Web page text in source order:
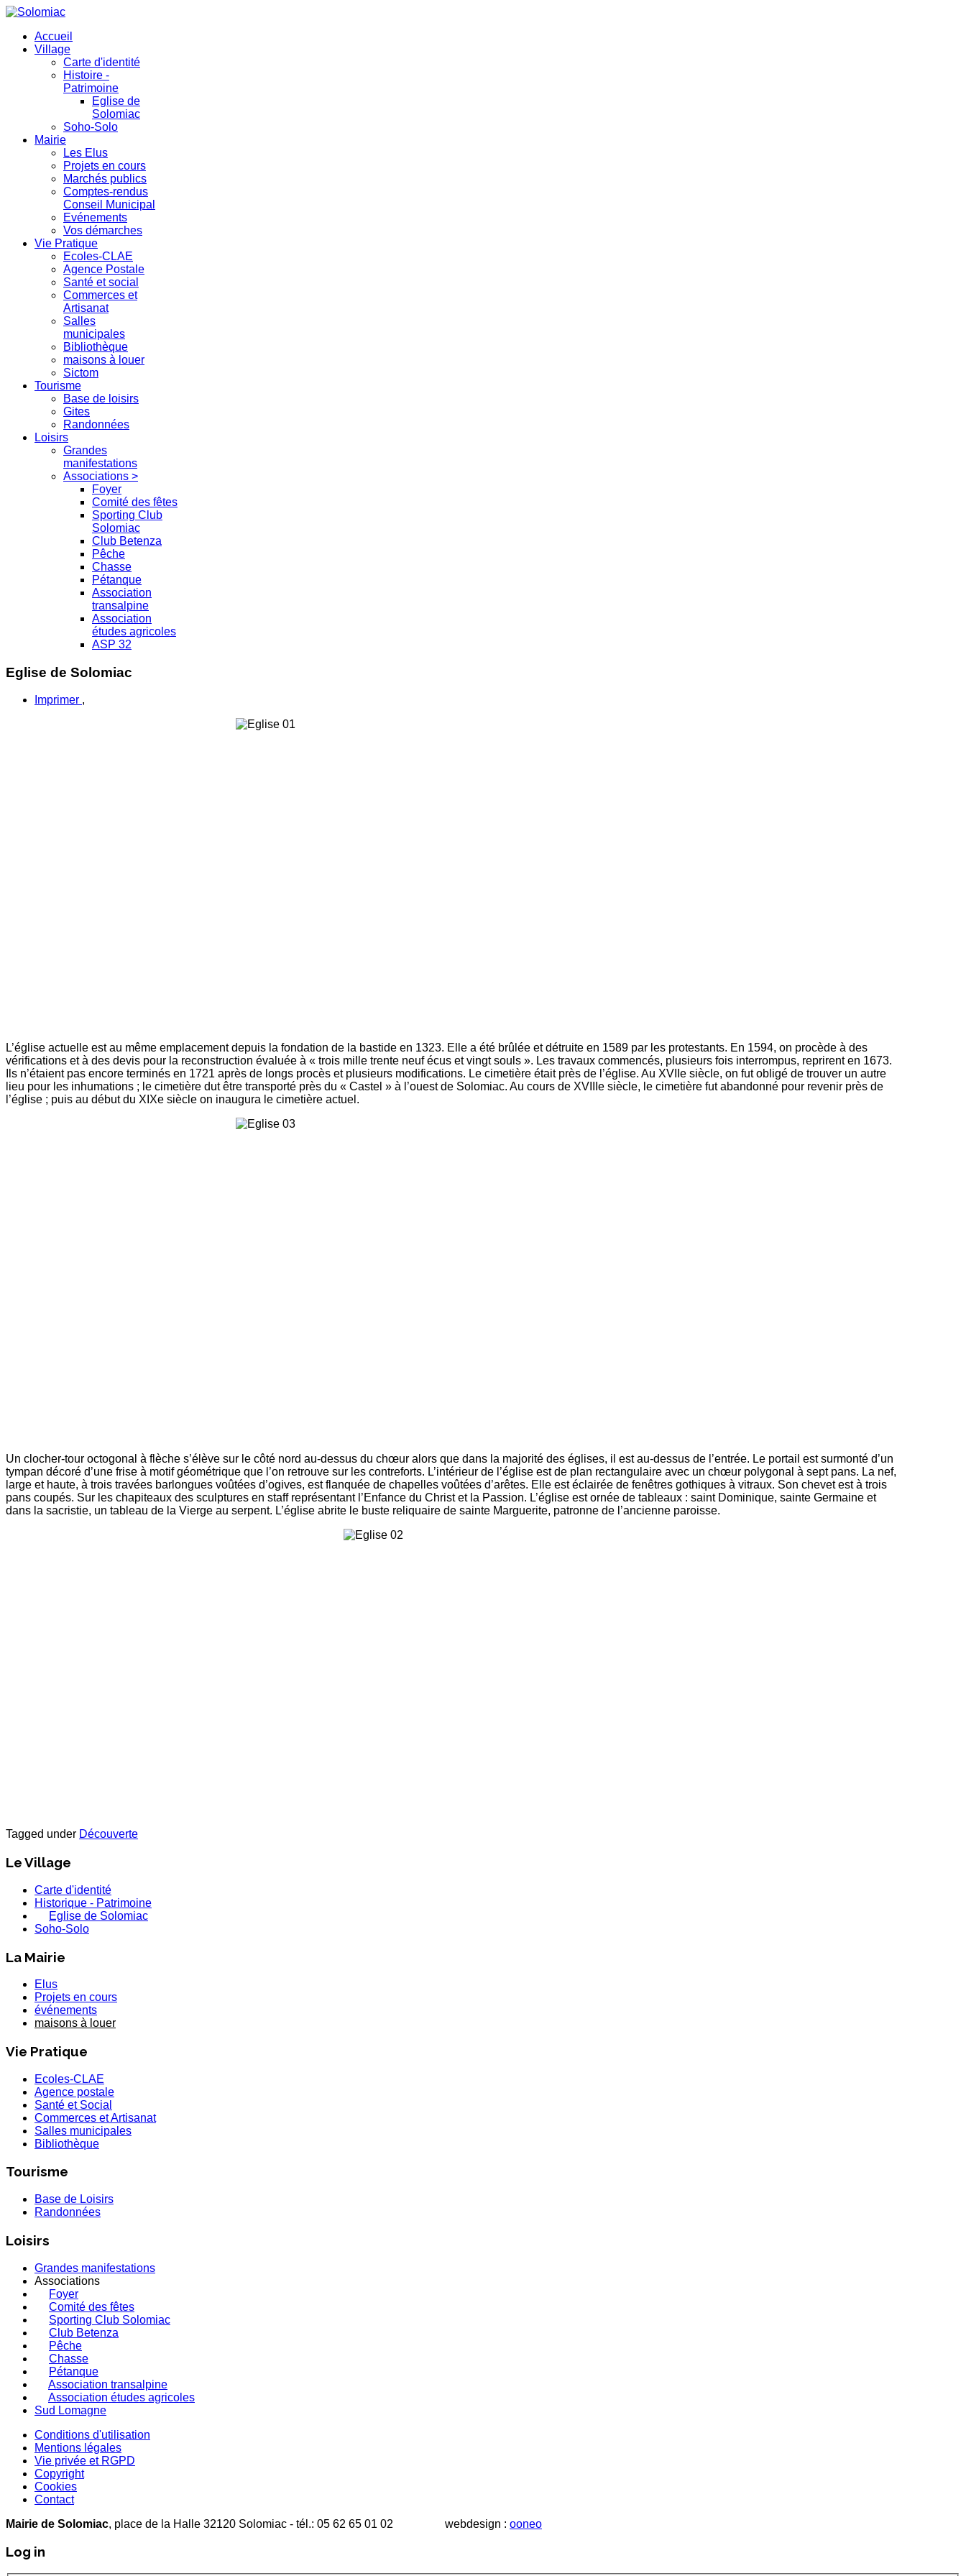
Accueil
Village
Carte d'identité
Histoire -
Patrimoine
Eglise de
Solomiac
Soho-Solo
Mairie
Les Elus
Projets en cours
Marchés publics
Comptes-rendus
Conseil Municipal
Evénements
Vos démarches
Vie Pratique
Ecoles-CLAE
Agence Postale
Santé et social
Commerces et
Artisanat
Salles
municipales
Bibliothèque
maisons à louer
Sictom
Tourisme
Base de loisirs
Gites
Randonnées
Loisirs
Grandes
manifestations
Associations >
Foyer
Comité des fêtes
Sporting Club
Solomiac
Club Betenza
Pêche
Chasse
Pétanque
Association
transalpine
Association
études agricoles
ASP 32
Eglise de Solomiac
Imprimer ,
L’église actuelle est au même emplacement depuis la fondation de la bastide en 1323. Elle a été brûlée et détruite en 1589 par les protestants. En 1594, on procède à des
vérifications et à des devis pour la reconstruction évaluée à « trois mille trente neuf écus et vingt souls ». Les travaux commencés, plusieurs fois interrompus, reprirent en 1673.
Ils n’étaient pas encore terminés en 1721 après de longs procès et plusieurs modifications. Le cimetière était près de l’église. Au XVIIe siècle, on fut obligé de trouver un autre
lieu pour les inhumations ; le cimetière dut être transporté près du « Castel » à l’ouest de Solomiac. Au cours de XVIIIe siècle, le cimetière fut abandonné pour revenir près de
l’église ; puis au début du XIXe siècle on inaugura le cimetière actuel.
Un clocher-tour octogonal à flèche s’élève sur le côté nord au-dessus du chœur alors que dans la majorité des églises, il est au-dessus de l’entrée. Le portail est surmonté d’un
tympan décoré d’une frise à motif géométrique que l’on retrouve sur les contreforts. L’intérieur de l’église est de plan rectangulaire avec un chœur polygonal à sept pans. La nef,
large et haute, à trois travées barlongues voûtées d’ogives, est flanquée de chapelles voûtées d’arêtes. Elle est éclairée de fenêtres gothiques à vitraux. Son chevet est à trois
pans coupés. Sur les chapiteaux des sculptures en staff représentant l’Enfance du Christ et la Passion. L’église est ornée de tableaux : saint Dominique, sainte Germaine et
dans la sacristie, un tableau de la Vierge au serpent. L’église abrite le buste reliquaire de sainte Marguerite, patronne de l’ancienne paroisse.
Tagged under Découverte
Le Village
Carte d'identité
Historique - Patrimoine
Eglise de Solomiac
Soho-Solo
La Mairie
Elus
Projets en cours
événements
maisons à louer
Vie Pratique
Ecoles-CLAE
Agence postale
Santé et Social
Commerces et Artisanat
Salles municipales
Bibliothèque
Tourisme
Base de Loisirs
Randonnées
Loisirs
Grandes manifestations
Associations
Foyer
Comité des fêtes
Sporting Club Solomiac
Club Betenza
Pêche
Chasse
Pétanque
Association transalpine
Association études agricoles
Sud Lomagne
Conditions d'utilisation
Mentions légales
Vie privée et RGPD
Copyright
Cookies
Contact
Mairie de Solomiac, place de la Halle 32120 Solomiac - tél.: 05 62 65 01 02 webdesign : ooneo
Log in